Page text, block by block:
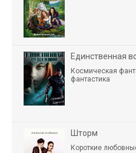
Единственная
Космическая
фантастика
Шторм
Короткие